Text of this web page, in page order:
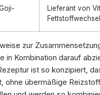
Lieferant von
zur
in Kombination darauf
ist so konzipiert,
ohne übermäßige